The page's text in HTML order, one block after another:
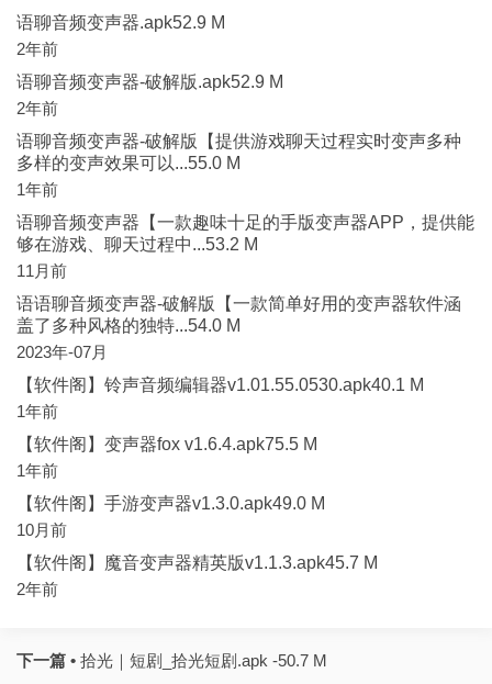
语聊音频变声器.apk52.9 M
2年前
语聊音频变声器-破解版.apk52.9 M
2年前
语聊音频变声器-破解版【提供游戏聊天过程实时变声多种
多样的变声效果可以...55.0 M
1年前
语聊音频变声器【一款趣味十足的手版变声器APP，提供能
够在游戏、聊天过程中...53.2 M
11月前
语语聊音频变声器-破解版【一款简单好用的变声器软件涵
盖了多种风格的独特...54.0 M
2023年-07月
【软件阁】铃声音频编辑器v1.01.55.0530.apk40.1 M
1年前
【软件阁】变声器fox v1.6.4.apk75.5 M
1年前
【软件阁】手游变声器v1.3.0.apk49.0 M
10月前
【软件阁】魔音变声器精英版v1.1.3.apk45.7 M
2年前
下一篇 • 拾光｜短剧_拾光短剧.apk -50.7 M